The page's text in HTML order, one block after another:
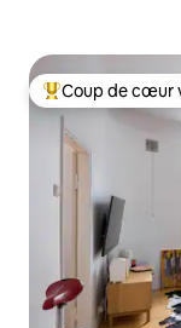
Coups de cœur
Coup de cœur